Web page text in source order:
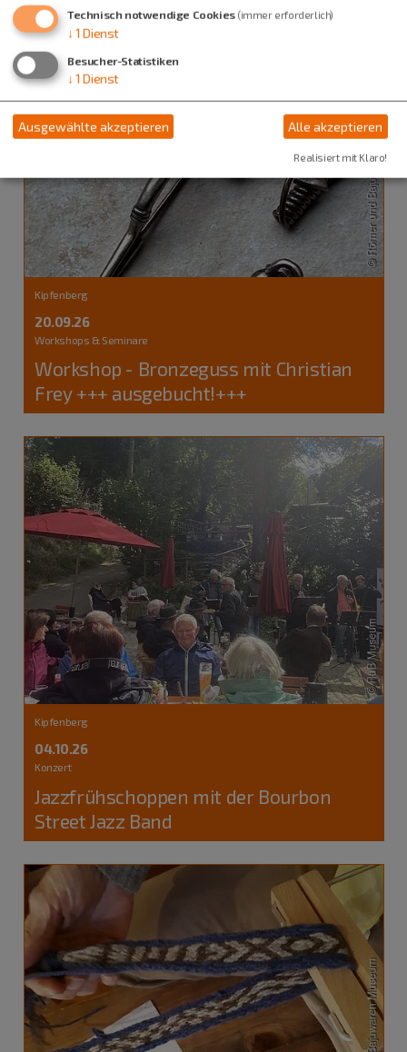
Kipfenberg
20.09.26
Workshops & Seminare
Workshop - Bronzeguss mit Christian
Frey +++ ausgebucht!+++
Kipfenberg
04.10.26
Konzert
Jazzfrühschoppen mit der Bourbon
Street Jazz Band
Technisch notwendige Cookies (immer erforderlich)
↓ 1 Dienst
Besucher-Statistiken
↓ 1 Dienst
Ausgewählte akzeptieren Alle akzeptieren
Realisiert mit Klaro!